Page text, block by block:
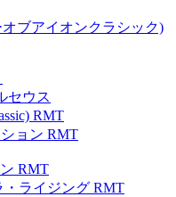
ブアイオンクラシック)
セウス
RMT
ョン RMT
RMT
ライジング RMT